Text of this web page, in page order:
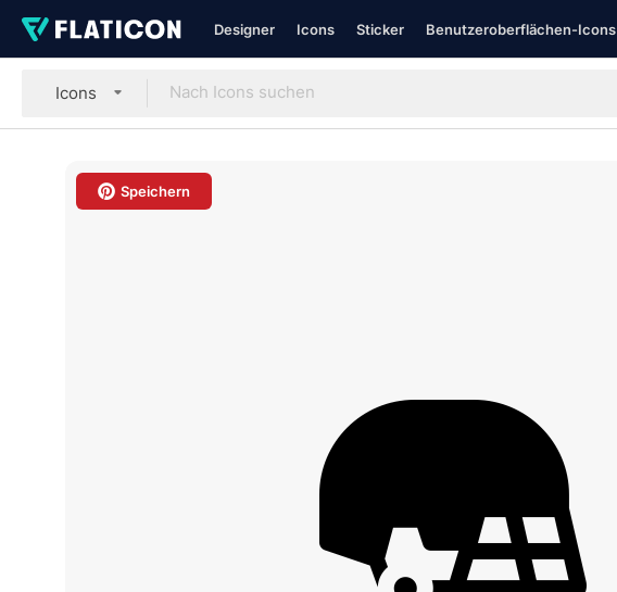
Designer Icons Sticker Benutzeroberflächen-Icons
Icons
Speichern